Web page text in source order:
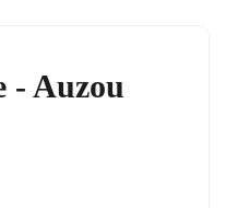
- Auzou